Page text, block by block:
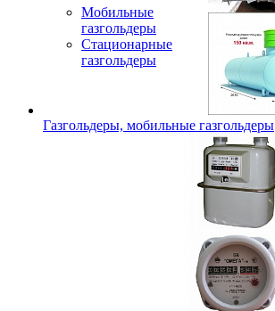
Мобильные
газгольдеры
Стационарные
газгольдеры
Газгольдеры, мобильные газгольдеры